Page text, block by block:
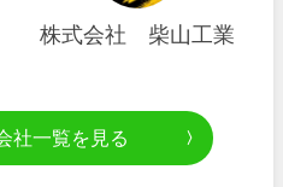
株式会社 柴山工業
社一覧を見る